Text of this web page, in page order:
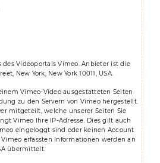
Videoportals Vimeo. Anbieter ist die
New York, New York 10011, USA.
Vimeo-Video ausgestatteten Seiten
zu den Servern von Vimeo hergestellt.
mitgeteilt, welche unserer Seiten Sie
Vimeo Ihre IP-Adresse. Dies gilt auch
eingeloggt sind oder keinen Account
erfassten Informationen werden an
übermittelt.